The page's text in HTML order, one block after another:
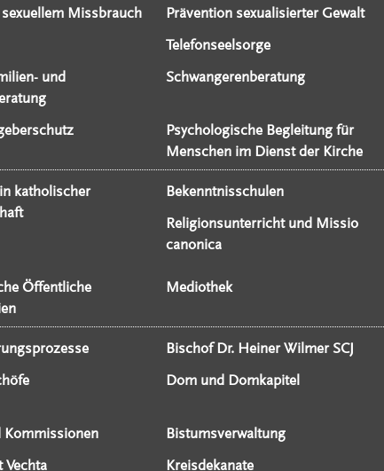
Missbrauch Prävention sexualisierter Gewalt
Telefonseelsorge
und
Schwangerenberatung
Psychologische Begleitung für
Menschen im Dienst der Kirche
katholischer
Bekenntnisschulen
Religionsunterricht und Missio
canonica
Öffentliche
Mediothek
Bischof Dr. Heiner Wilmer SCJ
Dom und Domkapitel
Kommissionen
Bistumsverwaltung
Vechta
Kreisdekanate